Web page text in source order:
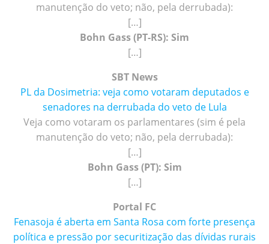
manutenção do veto; não, pela derrubada):
[…]
Bohn Gass (PT-RS): Sim
[…]
SBT News
PL da Dosimetria: veja como votaram deputados e
senadores na derrubada do veto de Lula
Veja como votaram os parlamentares (sim é pela
manutenção do veto; não, pela derrubada):
[…]
Bohn Gass (PT): Sim
[…]
Portal FC
Fenasoja é aberta em Santa Rosa com forte presença
política e pressão por securitização das dívidas rurais